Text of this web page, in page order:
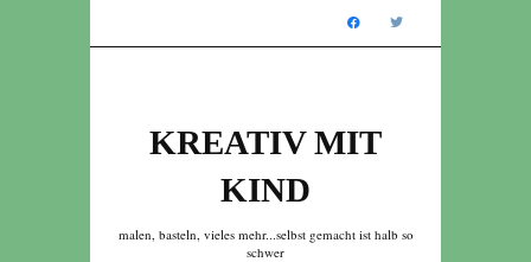
KREATIV MIT
KIND
malen, basteln, vieles mehr...selbst gemacht ist halb so
schwer